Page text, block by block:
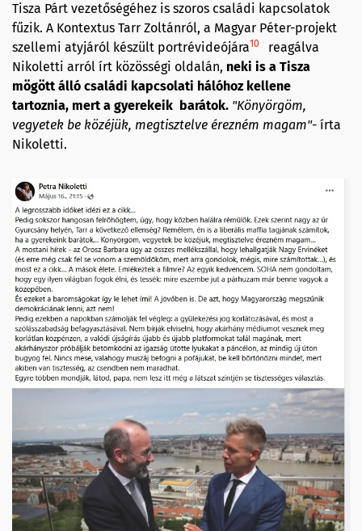
Tisza Párt vezetőségéhez is szoros családi kapcsolatok
fűzik. A Kontextus Tarr Zoltánról, a Magyar Péter-projekt
szellemi atyjáról készült portrévideójára10
reagálva
Nikoletti arról írt közösségi oldalán, neki is a Tisza
mögött álló családi kapcsolati hálóhoz kellene
tartoznia, mert a gyerekeik barátok. "Könyörgöm,
vegyetek be közéjük, megtisztelve érezném magam"- írta
Nikoletti.